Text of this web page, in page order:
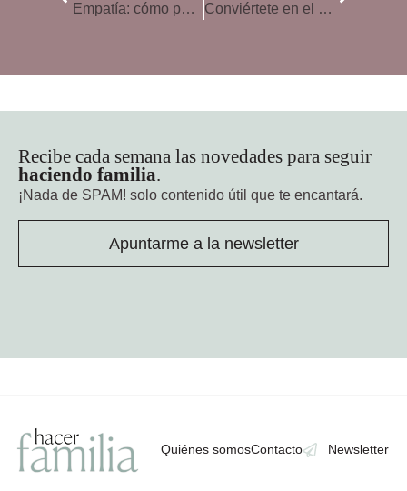
Empatía: cómo ponernos en lugar del otro Conviértete en el mejor aliado en la educación de tu hijo
Recibe cada semana las novedades para seguir
haciendo familia.
¡Nada de SPAM! solo contenido útil que te encantará.
Apuntarme a la newsletter
Quiénes somosContacto Newsletter